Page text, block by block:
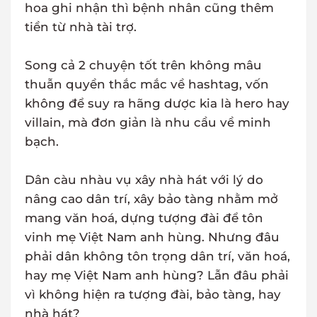
hoa ghi nhận thì bệnh nhân cũng thêm
tiền từ nhà tài trợ.
Song cả 2 chuyện tốt trên không mâu
thuẫn quyền thắc mắc về hashtag, vốn
không để suy ra hãng dược kia là hero hay
villain, mà đơn giản là nhu cầu về minh
bạch.
Dân càu nhàu vụ xây nhà hát với lý do
nâng cao dân trí, xây bảo tàng nhằm mở
mang văn hoá, dựng tượng đài để tôn
vinh mẹ Việt Nam anh hùng. Nhưng đâu
phải dân không tôn trọng dân trí, văn hoá,
hay mẹ Việt Nam anh hùng? Lẫn đâu phải
vì không hiện ra tượng đài, bảo tàng, hay
nhà hát?